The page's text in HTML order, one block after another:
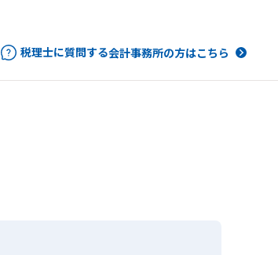
税理士に質問する会計事務所の方はこちら